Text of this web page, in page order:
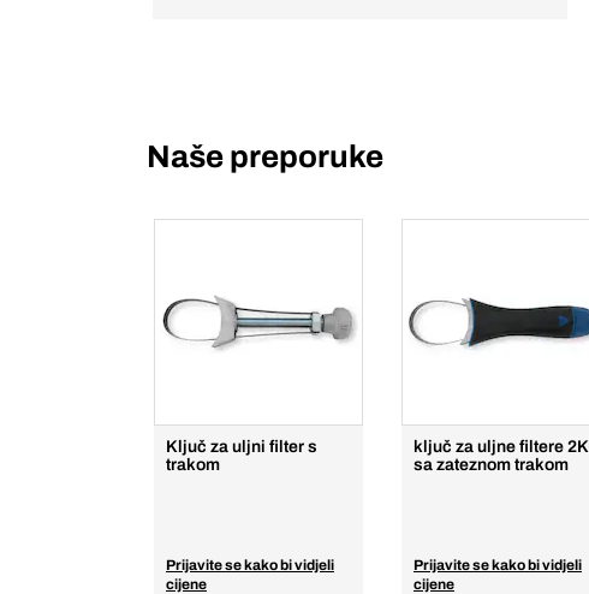
Naše preporuke
Ključ za uljni filter s
trakom
Prijavite se kako bi vidjeli
cijene
ključ za uljne filtere 2K
sa zateznom trakom
Prijavite se kako bi vidjeli
cijene